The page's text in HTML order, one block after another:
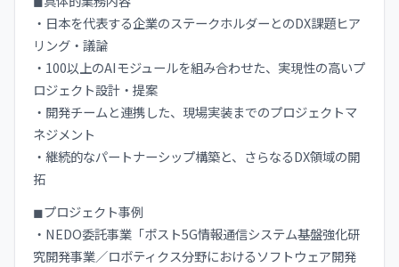
・日本を代表する企業のステークホルダーとのDX課題ヒア
リング・議論
・100以上のAIモジュールを組み合わせた、実現性の高いプ
ロジェクト設計・提案
・開発チームと連携した、現場実装までのプロジェクトマ
ネジメント
・継続的なパートナーシップ構築と、さらなるDX領域の開
拓
◼︎プロジェクト事例
・NEDO委託事業「ポスト5G情報通信システム基盤強化研
究開発事業／ロボティクス分野におけるソフトウェア開発